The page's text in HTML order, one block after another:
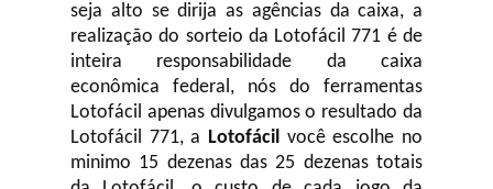
seja alto se dirija as agências da caixa, a
realização do sorteio da Lotofácil 771 é de
inteira responsabilidade da caixa
econômica federal, nós do ferramentas
Lotofácil apenas divulgamos o resultado da
Lotofácil 771, a Lotofácil você escolhe no
minimo 15 dezenas das 25 dezenas totais